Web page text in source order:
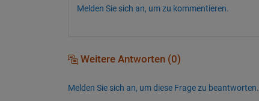
Melden Sie sich an, um zu kommentieren.
Weitere Antworten (0)
Melden Sie sich an, um diese Frage zu beantworten.